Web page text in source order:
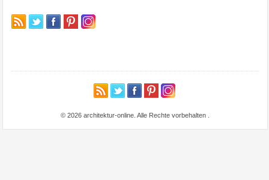
© 2026 architektur-online. Alle Rechte vorbehalten .